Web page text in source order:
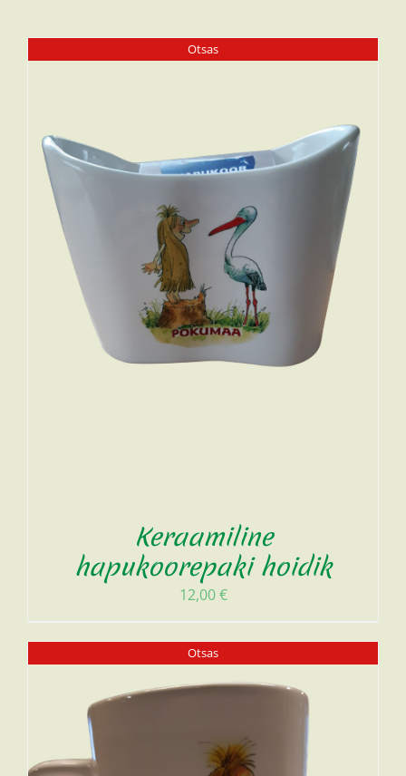
Otsas
Keraamiline
hapukoorepaki hoidik
12,00€
Otsas